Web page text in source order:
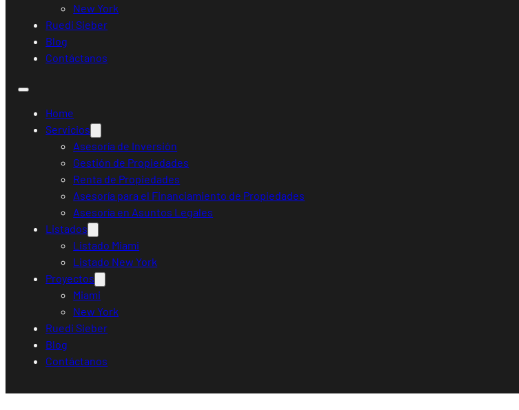
New York
Ruedi Sieber
Blog
Contáctanos
Home
Servicios
Asesoría de Inversión
Gestión de Propiedades
Renta de Propiedades
Asesoría para el Financiamiento de Propiedades
Asesoría en Asuntos Legales
Listados
Listado Miami
Listado New York
Proyectos
Miami
New York
Ruedi Sieber
Blog
Contáctanos